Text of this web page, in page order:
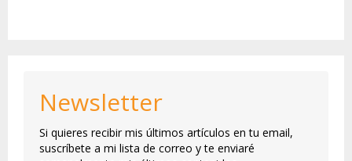
Newsletter
Si quieres recibir mis últimos artículos en tu email,
suscríbete a mi lista de correo y te enviaré